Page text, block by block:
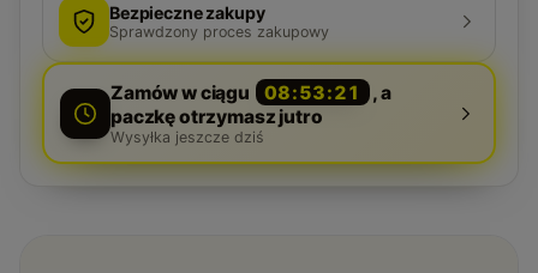
Bezpieczne zakupy
Sprawdzony proces zakupowy
Zamów w ciągu 08:53:20
, a
paczkę otrzymasz jutro
Wysyłka jeszcze dziś